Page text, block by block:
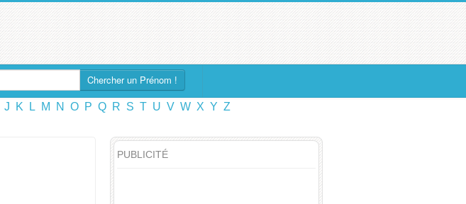
Chercher un Prénom !
J K L M N O P Q R S T U V W X Y Z
PUBLICITÉ